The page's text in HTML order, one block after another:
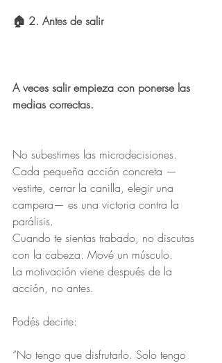
🏠 2. Antes de salir
A veces salir empieza con ponerse las
medias correctas.
No subestimes las microdecisiones.
Cada pequeña acción concreta —
vestirte, cerrar la canilla, elegir una
campera— es una victoria contra la
parálisis.
Cuando te sientas trabado, no discutas
con la cabeza. Mové un músculo.
La motivación viene después de la
acción, no antes.
Podés decirte:
“No tengo que disfrutarlo. Solo tengo